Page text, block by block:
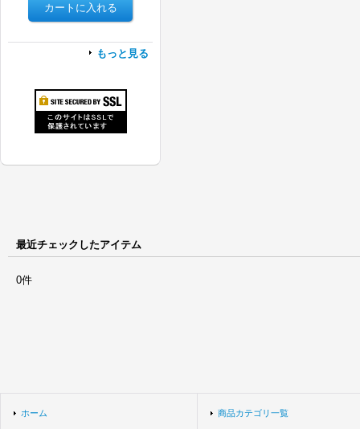
もっと見る
最近チェックしたアイテム
0件
ホーム 商品カテゴリ一覧